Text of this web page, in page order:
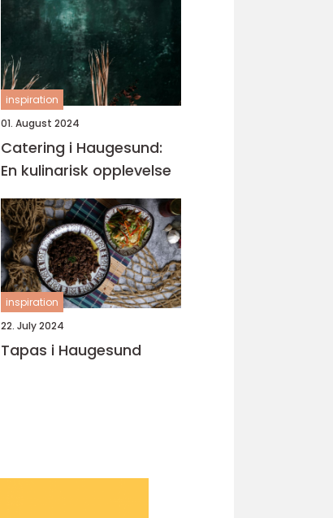
inspiration
01. August 2024
Catering i Haugesund:
En kulinarisk opplevelse
inspiration
22. July 2024
Tapas i Haugesund